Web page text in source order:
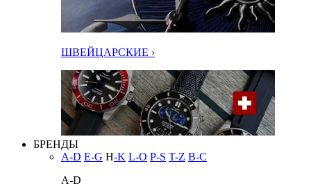
ШВЕЙЦАРСКИЕ ›
БРЕНДЫ
A-D E-G H-K L-O P-S T-Z В-С
A-D